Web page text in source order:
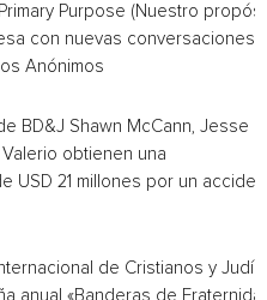
Purpose (Nuestro
con nuevas conversaciones
Anónimos
BD&J Shawn McCann, Jesse
obtienen una
USD 21 millones por un
de Cristianos y
anual «Banderas de